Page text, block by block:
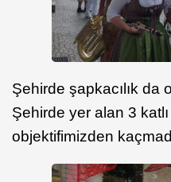
Şehirde şapkacılık da
Şehirde yer alan 3
objektifimizden